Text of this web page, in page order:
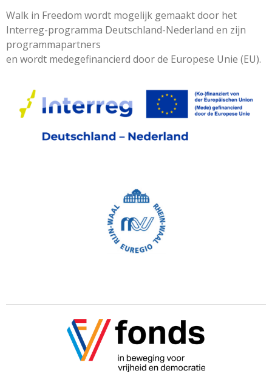
Walk in Freedom wordt mogelijk gemaakt door het
Interreg-programma Deutschland-Nederland en zijn
programmapartners
en wordt medegefinancierd door de Europese Unie (EU).